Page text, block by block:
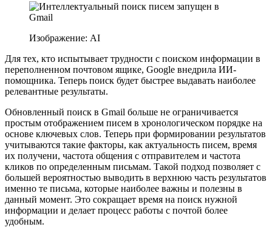
Изображение: AI
Для тех, кто испытывает трудности с поиском информации в
переполненном почтовом ящике, Google внедрила ИИ-
помощника. Теперь поиск будет быстрее выдавать наиболее
релевантные результаты.
Обновленный поиск в Gmail больше не ограничивается
простым отображением писем в хронологическом порядке на
основе ключевых слов. Теперь при формировании результатов
учитываются такие факторы, как актуальность писем, время
их получени, частота общения с отправителем и частота
кликов по определенным письмам. Такой подход позволяет с
большей вероятностью выводить в верхнюю часть результатов
именно те письма, которые наиболее важны и полезны в
данный момент. Это сокращает время на поиск нужной
информации и делает процесс работы с почтой более
удобным.